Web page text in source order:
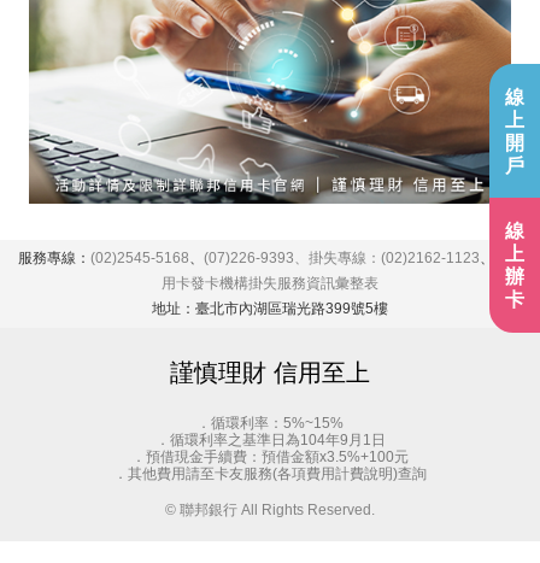
服務專線： (02)2545-5168 (07)226-9393、掛失專線： (02)2162-1123
各信
用卡發卡機構掛失服務資訊彙整表
地址：臺北市內湖區瑞光路399號5樓
謹慎理財 信用至上
．循環利率：5%~15%
．循環利率之基準日為104年9月1日
．預借現金手續費：預借金額x3.5%+100元
．其他費用請至卡友服務(各項費用計費說明)查詢
© 聯邦銀行 All Rights Reserved.
線
上
開
戶
線
上
辦
卡